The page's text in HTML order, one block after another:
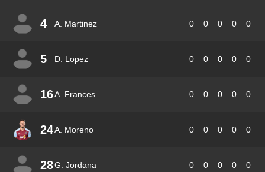
4 A. Martinez 0 0 0 0 0
5 D. Lopez 0 0 0 0 0
16A. Frances 0 0 0 0 0
24A. Moreno 0 0 0 0 0
28G. Jordana 0 0 0 0 0